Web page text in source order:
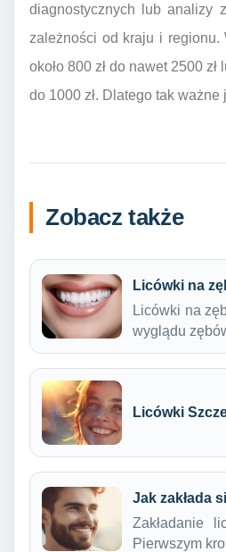
diagnostycznych lub analizy
zależności od kraju i
około 800 zł do nawet 2500
do 1000 zł. Dlatego tak
Zobacz także
Licówki na
Licówki na
wyglądu
Licówki
Jak zakłada
Zakładanie
Pierwszym